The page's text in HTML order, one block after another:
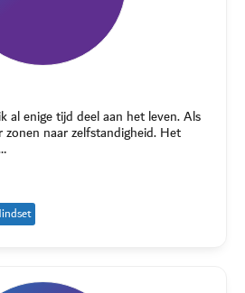
al enige tijd deel aan het leven. Als
zonen naar zelfstandigheid. Het